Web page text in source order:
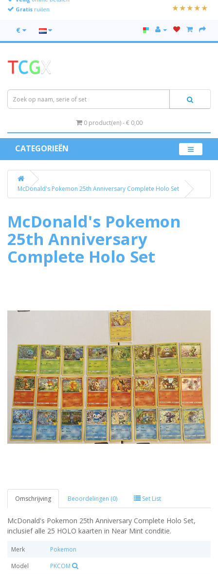
Gratis
€
0 product(en) - € 0,00
CATEGORIEËN
McDonald's Pokemon 25th Anniversary Complete Holo Set
McDonald's Pokemon
25th Anniversary
Complete Holo Set
Omschrijving Beoordelingen (0) Set List
McDonald's Pokemon 25th Anniversary Complete Holo Set,
inclusief alle 25 HOLO kaarten in Near Mint conditie.
Merk
Pokemon
Model
PKCOM